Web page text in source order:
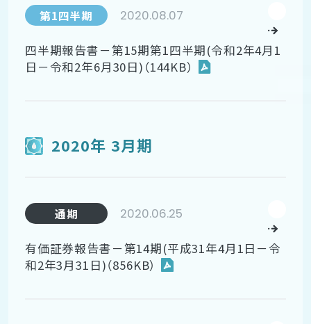
第1四半期 2020.08.07
四半期報告書－第15期第1四半期(令和2年4月1
日－令和2年6月30日)（144KB）
2020年 3月期
通期 2020.06.25
有価証券報告書－第14期(平成31年4月1日－令
和2年3月31日)（856KB）